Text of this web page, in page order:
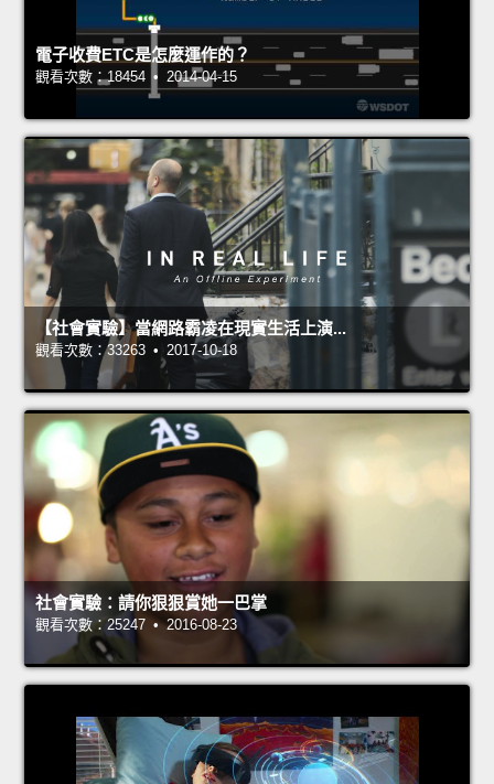
電子收費ETC是怎麼運作的？
觀看次數：18454 • 2014-04-15
【社會實驗】當網路霸凌在現實生活上演...
觀看次數：33263 • 2017-10-18
社會實驗：請你狠狠賞她一巴掌
觀看次數：25247 • 2016-08-23